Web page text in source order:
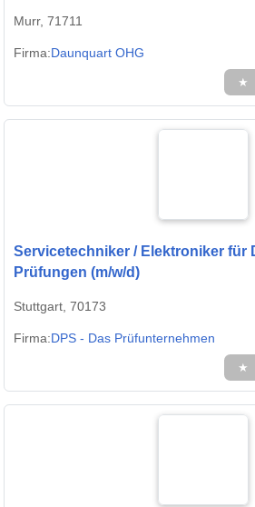
Murr, 71711
Firma:Daunquart OHG
★
Servicetechniker / Elektroniker für
Prüfungen (m/w/d)
Stuttgart, 70173
Firma:DPS - Das Prüfunternehmen
★